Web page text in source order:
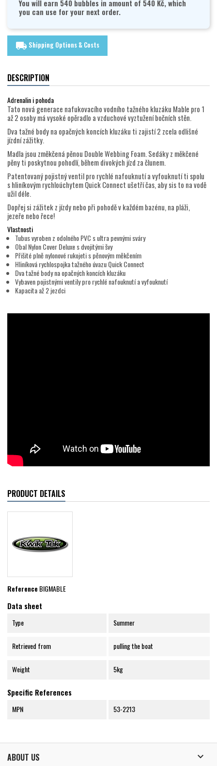
You will earn 540 bubbles in amount of 540 Kč, which
you can use for your next order.
local_shipping Shipping Options & Costs
DESCRIPTION
Adrenalin i pohoda
Tato nová generace nafukovacího vodního tažného kluzáku Mable pro 1
až 2 osoby má vysoké opěradlo a vzduchové vyztužení bočních stěn.
Dva tažné body na opačných koncích kluzáku ti zajistí 2 zcela odlišné
jízdní zážitky.
Madla jsou změkčená pěnou Double Webbing Foam. Sedáky z měkčené
pěny ti poskytnou pohodlí, během divokých jízd za člunem.
Patentovaný pojistný ventil pro rychlé nafouknutí a vyfouknutí ti spolu
s hliníkovým rychloúchytem Quick Connect ušetří čas, aby sis to na vodě
užil déle.
Dopřej si zážitek z jízdy nebo při pohodě v každém bazénu, na pláži,
jezeře nebo řece!
Vlastnosti
Tubus vyroben z odolného PVC s ultra pevnými sváry
Obal Nylon Cover Deluxe s dvojitými švy
Přišité plně nylonové rukojeti s pěnovým měkčením
Hliníková rychlospojka tažného úvazu Quick Connect
Dva tažné body na opačných koncích kluzáku
Vybaven pojistnými ventily pro rychlé nafouknutí a vyfouknutí
Kapacita až 2 jezdci
PRODUCT DETAILS
ReferenceBIGMABLE
Data sheet
Type Summer
Retrieved from pulling the boat
Weight 5kg
Specific References
MPN 53-2213
ABOUT US 